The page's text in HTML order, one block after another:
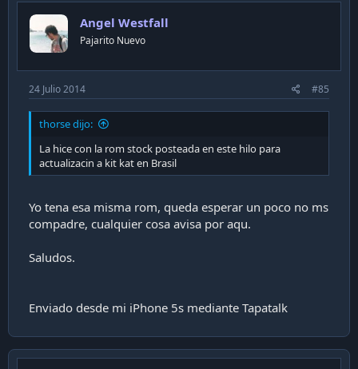
Angel Westfall
Pajarito Nuevo
24 Julio 2014 #85
thorse dijo:
La hice con la rom stock posteada en este hilo para
actualizacin a kit kat en Brasil
Yo tena esa misma rom, queda esperar un poco no ms
compadre, cualquier cosa avisa por aqu.
Saludos.
Enviado desde mi iPhone 5s mediante Tapatalk